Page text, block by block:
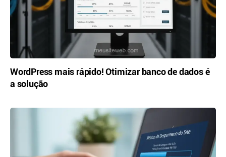
WordPress mais rápido! Otimizar banco de dados é
a solução